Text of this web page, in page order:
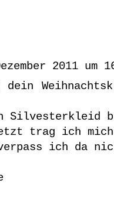
2011 um
dein
Silvesterkleid
trag ich
ich da